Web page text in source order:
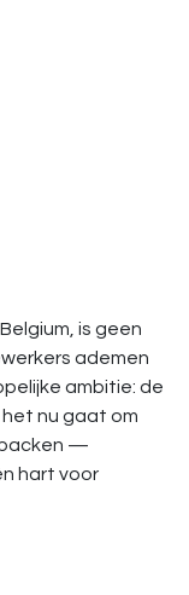
is geen
ademen
ambitie: de
nu gaat om
—
hart voor